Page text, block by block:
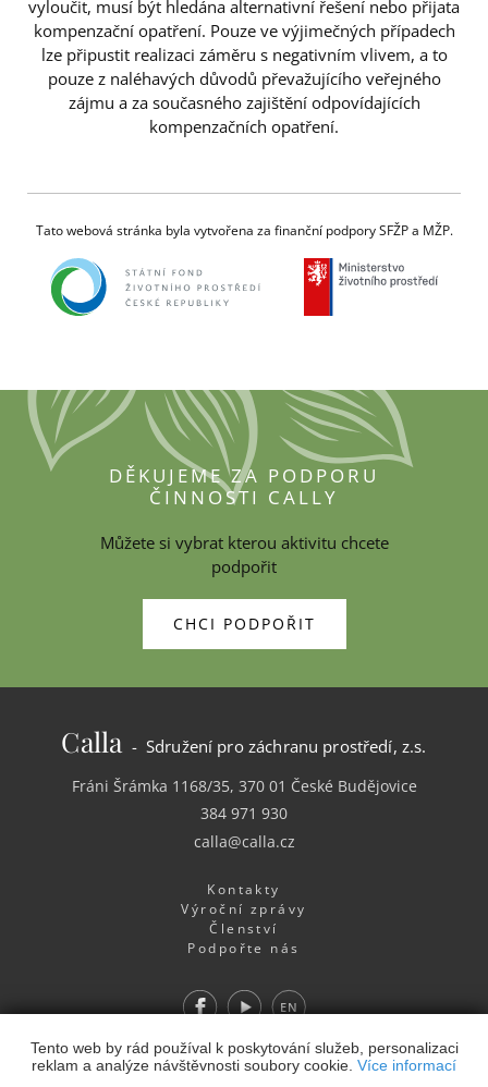
Tento web by rád používal k poskytování služeb, personalizaci
reklam a analýze návštěvnosti soubory cookie. Více informací
vyloučit, musí být hledána alternativní řešení nebo přijata
kompenzační opatření. Pouze ve výjimečných případech
lze připustit realizaci záměru s negativním vlivem, a to
pouze z naléhavých důvodů převažujícího veřejného
zájmu a za současného zajištění odpovídajících
kompenzačních opatření.
Tato webová stránka byla vytvořena za finanční podpory SFŽP a MŽP.
DĚKUJEME ZA PODPORU
ČINNOSTI CALLY
Můžete si vybrat kterou aktivitu chcete
podpořit
CHCI PODPOŘIT
Calla- Sdružení pro záchranu prostředí, z.s.
Fráni Šrámka 1168/35, 370 01 České Budějovice
384 971 930
calla@calla.cz
Kontakty
Výroční zprávy
Členství
Podpořte nás
FacebookYoutube EN
Webdesign& Webhosting&publikační systém Toolkit-
Studio